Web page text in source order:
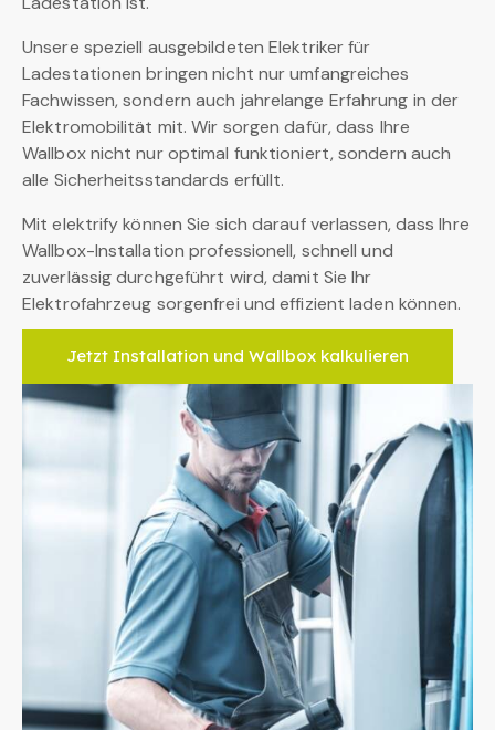
Unsere speziell ausgebildeten Elektriker für
Ladestationen bringen nicht nur umfangreiches
Fachwissen, sondern auch jahrelange Erfahrung in der
Elektromobilität mit. Wir sorgen dafür, dass Ihre
Wallbox nicht nur optimal funktioniert, sondern auch
alle Sicherheitsstandards erfüllt.
Mit elektrify können Sie sich darauf verlassen, dass Ihre
Wallbox-Installation professionell, schnell und
zuverlässig durchgeführt wird, damit Sie Ihr
Elektrofahrzeug sorgenfrei und effizient laden können.
Jetzt Installation und Wallbox kalkulieren